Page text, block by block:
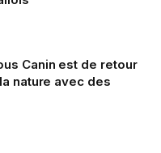
Canin est de retour
nature avec des